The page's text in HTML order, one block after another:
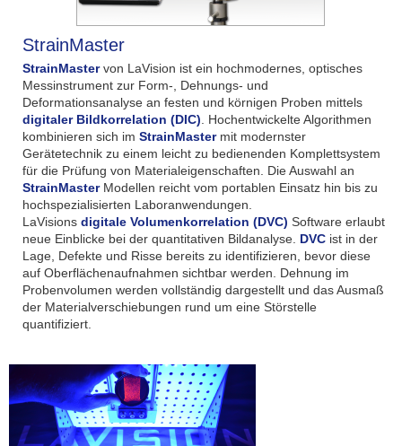
StrainMaster
StrainMastervon LaVision ist ein hochmodernes, optisches
Messinstrument zur Form-, Dehnungs- und
Deformationsanalyse an festen und körnigen Proben mittels
digitaler Bildkorrelation (DIC) . Hochentwickelte Algorithmen
kombinieren sich im StrainMastermit modernster
Gerätetechnik zu einem leicht zu bedienenden Komplettsystem
für die Prüfung von Materialeigenschaften. Die Auswahl an
StrainMasterModellen reicht vom portablen Einsatz hin bis zu
hochspezialisierten Laboranwendungen.
LaVisions digitale Volumenkorrelation (DVC) Software erlaubt
neue Einblicke bei der quantitativen Bildanalyse. DVC ist in der
Lage, Defekte und Risse bereits zu identifizieren, bevor diese
auf Oberflächenaufnahmen sichtbar werden. Dehnung im
Probenvolumen werden vollständig dargestellt und das Ausmaß
der Materialverschiebungen rund um eine Störstelle
quantifiziert.